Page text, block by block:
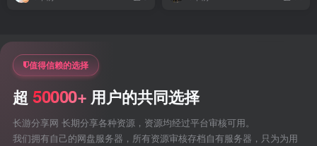
值得信赖的选择
超50000+ 用户的共同选择
长游分享网 长期分享各种资源，资源均经过平台审核可用。
我们拥有自己的网盘服务器，所有资源审核存档自有服务器，只为为用